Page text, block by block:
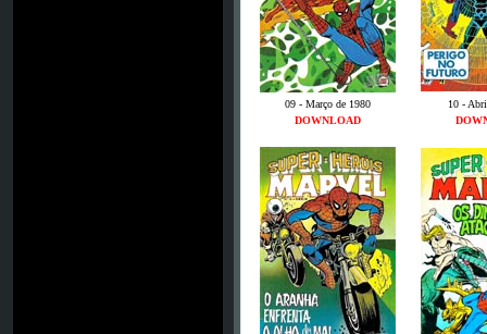
09 - Março de 1980
10 -
DOWNLOAD